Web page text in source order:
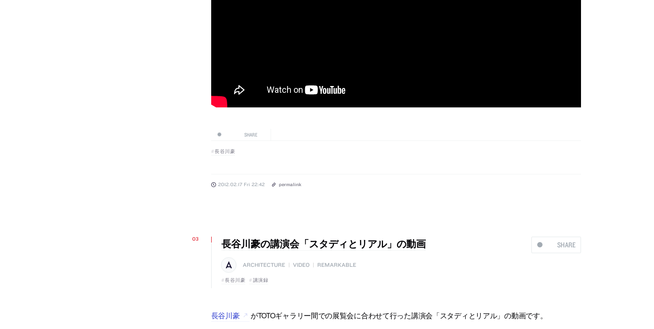
SHARE
長谷川豪
2012.02.17 Fri 22:42 permalink
SHARE
長谷川豪の講演会「スタディとリアル」の動画
ARCHITECTURE VIDEO REMARKABLE
長谷川豪 講演録
長谷川豪 がTOTOギャラリー間での展覧会に合わせて行った講演会「スタディとリアル」の動画です。